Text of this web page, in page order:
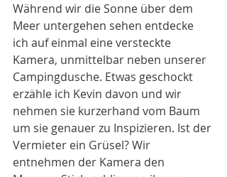
Während wir die Sonne über dem
Meer untergehen sehen entdecke
ich auf einmal eine versteckte
Kamera, unmittelbar neben unserer
Campingdusche. Etwas geschockt
erzähle ich Kevin davon und wir
nehmen sie kurzerhand vom Baum
um sie genauer zu Inspizieren. Ist der
Vermieter ein Grüsel? Wir
entnehmen der Kamera den